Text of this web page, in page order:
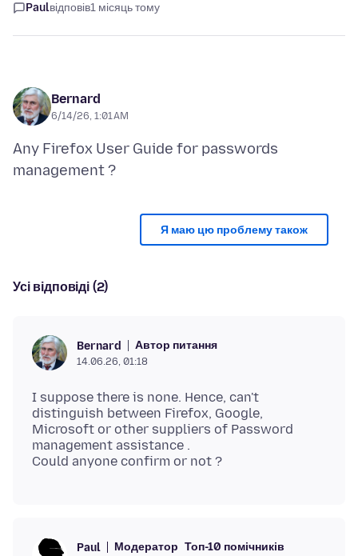
Paulвідповів1 місяць тому
Bernard
6/14/26, 1:01 AM
Any Firefox User Guide for passwords
Я маю цю проблему також
Усі відповіді (2)
Bernard Автор питання
14.06.26, 01:18
I suppose there is none. Hence, can't
distinguish between Firefox, Google,
Microsoft or other suppliers of Password
management assistance .
Paul Модератор Топ-10 помічників